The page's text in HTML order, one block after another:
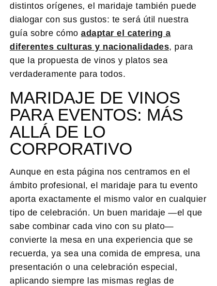
distintos orígenes, el maridaje también puede
dialogar con sus gustos: te será útil nuestra
guía sobre cómo adaptar el catering a
diferentes culturas y nacionalidades, para
que la propuesta de vinos y platos sea
verdaderamente para todos.
MARIDAJE DE VINOS
PARA EVENTOS: MÁS
ALLÁ DE LO
CORPORATIVO
Aunque en esta página nos centramos en el
ámbito profesional, el maridaje para tu evento
aporta exactamente el mismo valor en cualquier
tipo de celebración. Un buen maridaje —el que
sabe combinar cada vino con su plato—
convierte la mesa en una experiencia que se
recuerda, ya sea una comida de empresa, una
presentación o una celebración especial,
aplicando siempre las mismas reglas de